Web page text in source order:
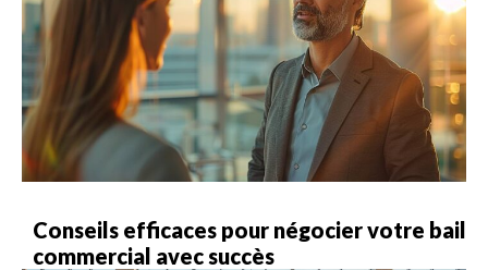
Conseils efficaces pour négocier votre bail
commercial avec succès